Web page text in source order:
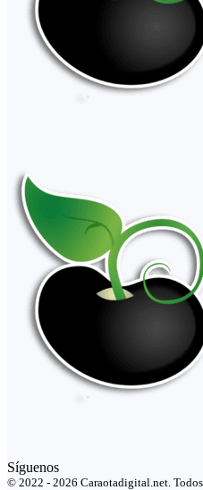
Síguenos
© 2022 - 2026 Caraotadigital.net. Todos